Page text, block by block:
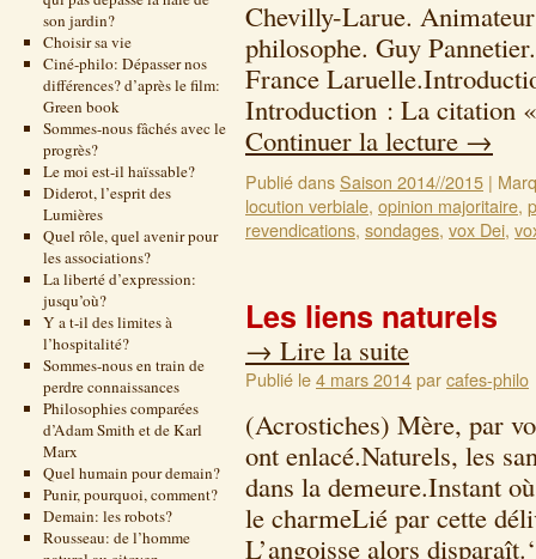
son jardin?
Choisir sa vie
Ciné-philo: Dépasser nos
différences? d’après le film:
Green book
Sommes-nous fâchés avec le
progrès?
Le moi est-il haïssable?
Diderot, l’esprit des
Lumières
Quel rôle, quel avenir pour
les associations?
La liberté d’expression:
jusqu’où?
Y a t-il des limites à
l’hospitalité?
Sommes-nous en train de
perdre connaissances
Philosophies comparées
d’Adam Smith et de Karl
Marx
Quel humain pour demain?
Punir, pourquoi, comment?
Demain: les robots?
Rousseau: de l’homme
Chevilly-Larue.
philosophe. Guy
France
Introduction : La citation
Continuer la lecture →
Publié dansSaison 2014//2015 |
locution verbiale, opinion majoritaire,
revendications, sondages, vox Dei,
Les liens naturels
→ Lire la suite
Publié le4 mars 2014parcafes-philo
(Acrostiches) Mère, par
ont enlacé.Naturels, les
dans la demeure.Instant
le charmeLié par cette
L’angoisse alors